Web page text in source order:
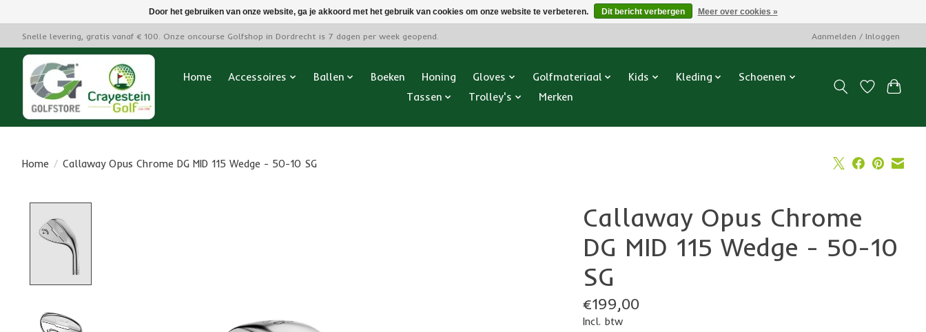
Snelle levering, gratis vanaf € 100. Onze oncourse Golfshop in Dordrecht is 7 dagen per week geopend. Aanmelden / Inloggen
Home Accessoires Ballen Boeken Honing Gloves Golfmateriaal Kids Kleding
Schoenen
Tassen
Trolley's Merken
Home / Callaway Opus Chrome DG MID 115 Wedge - 50-10 SG
Callaway Opus Chrome
DG MID 115 Wedge - 50-10
SG
€199,00
Incl. btw
Door het gebruiken van onze website, ga je akkoord met het gebruik van cookies om onze website te verbeteren. Dit bericht verbergen Meer over cookies »